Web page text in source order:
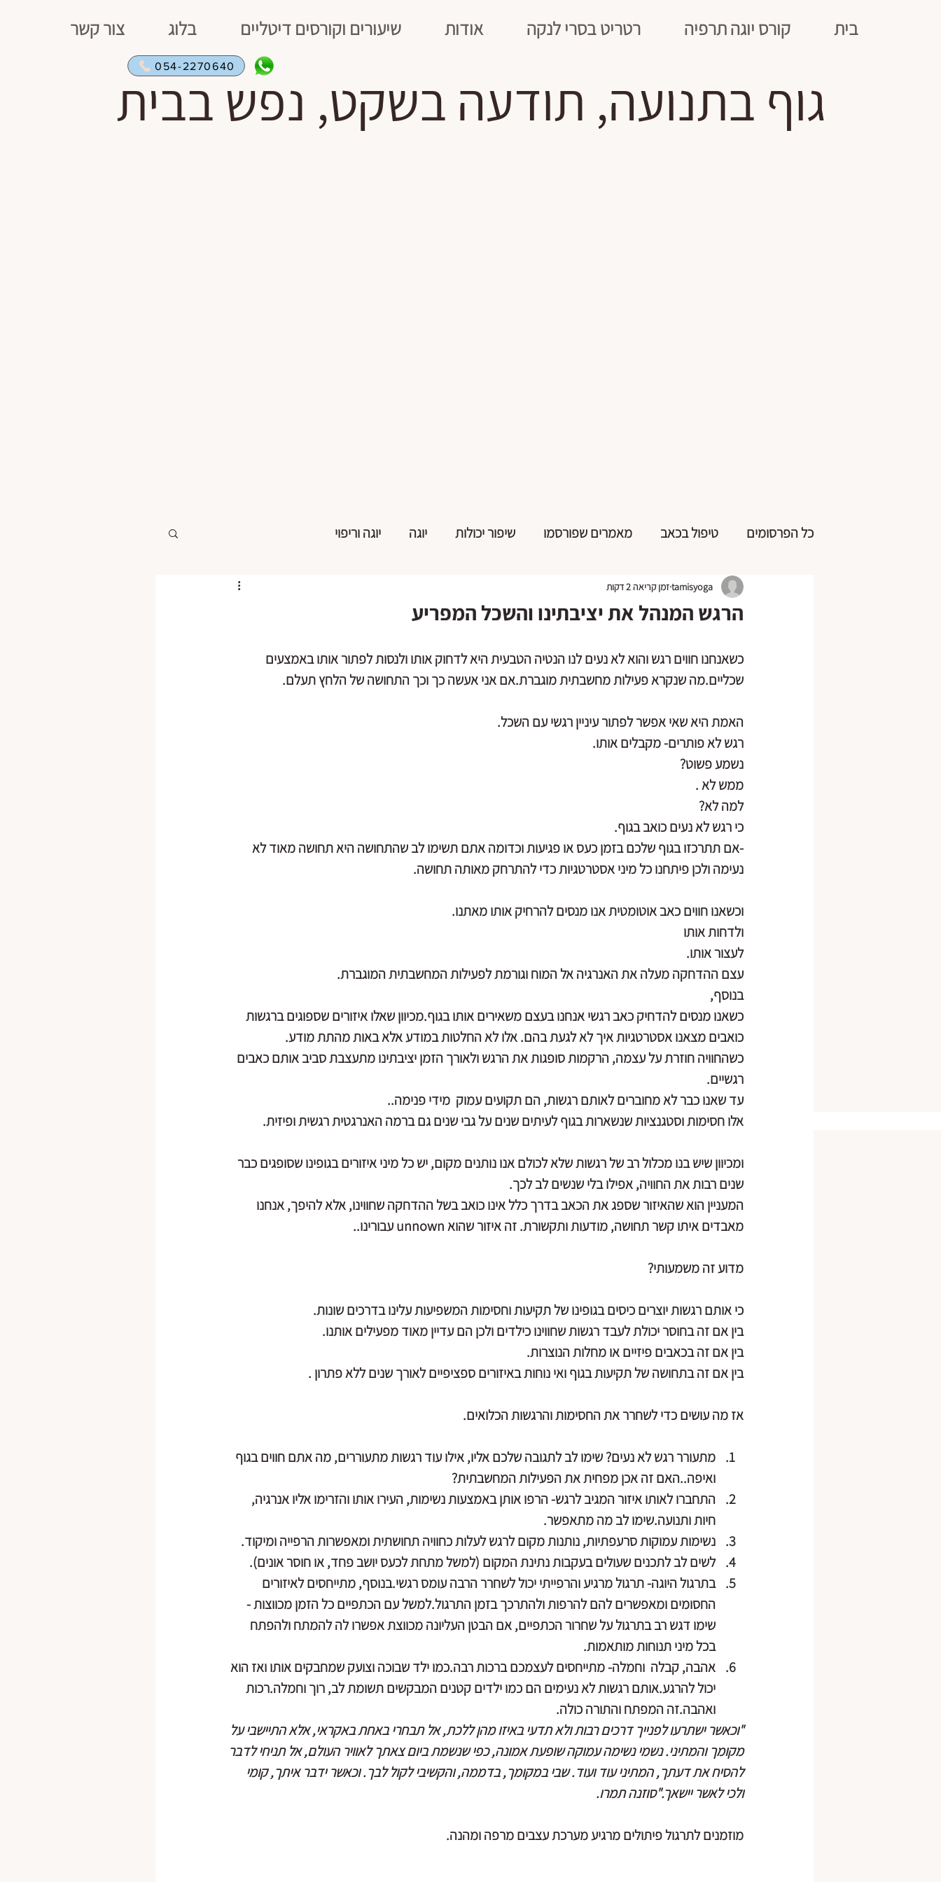
בית קורס יוגה תרפיה רטריט בסרי לנקה אודות שיעורים וקורסים דיטליים בלוג צור קשר
054-2270640
גוף בתנועה, תודעה בשקט, נפש בבית
כל הפרסומים טיפול בכאב מאמרים שפורסמו שיפור יכולות יוגה יוגה וריפוי
הרגש המנהל את יציבתינו והשכל המפריע
tamisyogaזמן קריאה 2 דקות
כשאנחנו חווים רגש והוא לא נעים לנו הנטיה הטבעית היא לדחוק אותו ולנסות לפתור אותו באמצעים
שכליים.מה שנקרא פעילות מחשבתית מוגברת.אם אני אעשה כך וכך התחושה של הלחץ תעלם.
האמת היא שאי אפשר לפתור עיניין רגשי עם השכל.
רגש לא פותרים- מקבלים אותו.
נשמע פשוט?
ממש לא .
למה לא?
כי רגש לא נעים כואב בגוף.
-אם תתרכזו בגוף שלכם בזמן כעס או פגיעות וכדומה אתם תשימו לב שהתחושה היא תחושה מאוד לא
נעימה ולכן פיתחנו כל מיני אסטרטגיות כדי להתרחק מאותה תחושה.
וכשאנו חווים כאב אוטומטית אנו מנסים להרחיק אותו מאתנו.
ולדחות אותו
לעצור אותו.
עצם ההדחקה מעלה את האנרגיה אל המוח וגורמת לפעילות המחשבתית המוגברת.
בנוסף,
כשאנו מנסים להדחיק כאב רגשי אנחנו בעצם משאירים אותו בגוף.מכיוון שאלו איזורים שספוגים ברגשות
כואבים מצאנו אסטרטגיות איך לא לגעת בהם. אלו לא החלטות במודע אלא באות מהתת מודע.
כשהחוויה חוזרת על עצמה, הרקמות סופגות את הרגש ולאורך הזמן יציבתינו מתעצבת סביב אותם כאבים
רגשיים.
עד שאנו כבר לא מחוברים לאותם רגשות, הם תקועים עמוק  מידי פנימה..
אלו חסימות וסטגנציות שנשארות בגוף לעיתים שנים על גבי שנים גם ברמה האנרגטית רגשית ופיזית.
ומכיוון שיש בנו מכלול רב של רגשות שלא לכולם אנו נותנים מקום, יש כל מיני איזורים בגופינו שסופגים כבר
שנים רבות את החוויה, אפילו בלי שנשים לב לכך.
המעניין הוא שהאיזור שספג את הכאב בדרך כלל אינו כואב בשל ההדחקה שחווינו, אלא להיפך, אנחנו
מאבדים איתו קשר תחושה, מודעות ותקשורת. זה איזור שהוא unnown עבורינו..
מדוע זה משמעותי?
כי אותם רגשות יוצרים כיסים בגופינו של תקיעות וחסימות המשפיעות עלינו בדרכים שונות.
בין אם זה בחוסר יכולת לעבד רגשות שחווינו כילדים ולכן הם עדיין מאוד מפעילים אותנו.
בין אם זה בכאבים פיזיים או מחלות הנוצרות.
בין אם זה בתחושה של תקיעות בגוף ואי נוחות באיזורים ספציפיים לאורך שנים ללא פתרון .
אז מה עושים כדי לשחרר את החסימות והרגשות הכלואים.
מתעורר רגש לא נעים? שימו לב לתגובה שלכם אליו, אילו עוד רגשות מתעוררים, מה אתם חווים בגוף
ואיפה..האם זה אכן מפחית את הפעילות המחשבתית?
התחברו לאותו איזור המגיב לרגש- הרפו אותן באמצעות נשימות, העירו אותו והזרימו אליו אנרגיה,
חיות ותנועה.שימו לב מה מתאפשר.
נשימות עמוקות סרעפתיות, נותנות מקום לרגש לעלות כחוויה תחושתית ומאפשרות הרפייה ומיקוד.
לשים לב לתכנים שעולים בעקבות נתינת המקום (למשל מתחת לכעס יושב פחד, או חוסר אונים).
בתרגול היוגה- תרגול מרגיע והרפייתי יכול לשחרר הרבה עומס רגשי.בנוסף, מתייחסים לאיזורים
החסומים ומאפשרים להם להרפות ולהתרכך בזמן התרגול.למשל עם הכתפיים כל הזמן מכווצות -
שימו דגש רב בתרגול על שחרור הכתפיים, אם הבטן העליונה מכווצת אפשרו לה להמתח ולהפתח
בכל מיני תנוחות מותאמות.
אהבה, קבלה  וחמלה- מתייחסים לעצמכם ברכות רבה.כמו ילד שבוכה וצועק שמחבקים אותו ואז הוא
יכול להרגע.אותם רגשות לא נעימים הם כמו ילדים קטנים המבקשים תשומת לב, רוך וחמלה.רכות
ואהבה.זה המפתח והתורה כולה.
"וכאשר ישתרעו לפנייך דרכים רבות ולא תדעי באיזו מהן ללכת, אל תבחרי באחת באקראי, אלא התיישבי על
מקומך והמתיני. נשמי נשימה עמוקה שופעת אמונה, כפי שנשמת ביום צאתך לאוויר העולם, אל תניחי לדבר
להסיח את דעתך, המתיני עוד ועוד. שבי במקומך, בדממה, והקשיבי לקול לבך. וכאשר ידבר איתך, קומי
ולכי לאשר יישאך."סוזנה תמרו.
מוזמנים לתרגול פיתולים מרגיע מערכת עצבים מרפה ומהנה.